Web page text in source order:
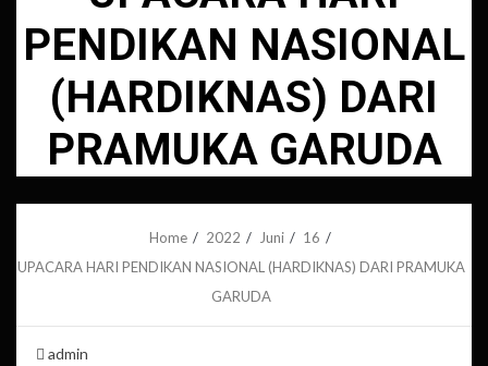
PENDIKAN NASIONAL
(HARDIKNAS) DARI
PRAMUKA GARUDA
Home 2022 Juni
16
UPACARA HARI PENDIKAN NASIONAL (HARDIKNAS) DARI PRAMUKA
GARUDA
admin